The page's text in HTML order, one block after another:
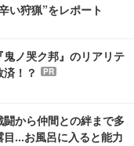
い狩猟”をレポート
鬼ノ哭ク邦』のリアリテ
！？
PR
闘から仲間との絆まで多
目…お風呂に入ると能力